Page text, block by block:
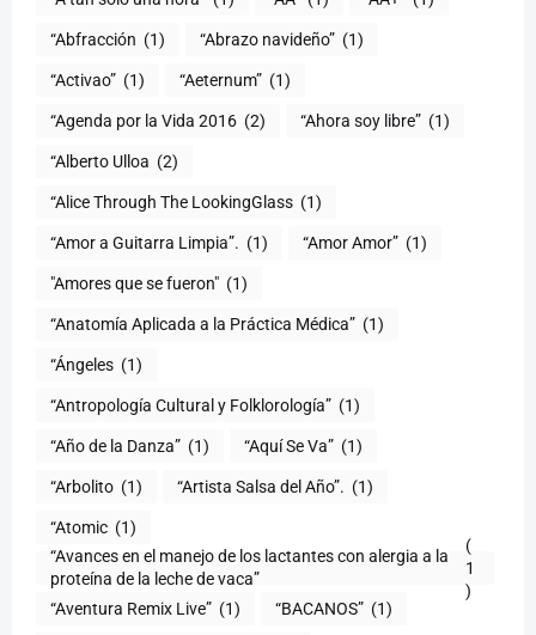
“Abfracción (1) “Abrazo navideño” (1)
“Activao” (1) “Aeternum” (1)
“Agenda por la Vida 2016 (2) “Ahora soy libre” (1)
“Alberto Ulloa (2)
“Alice Through The LookingGlass (1)
“Amor a Guitarra Limpia”. (1) “Amor Amor” (1)
"Amores que se fueron" (1)
“Anatomía Aplicada a la Práctica Médica” (1)
“Ángeles (1)
“Antropología Cultural y Folklorología” (1)
“Año de la Danza” (1) “Aquí Se Va” (1)
“Arbolito (1) “Artista Salsa del Año”. (1)
“Atomic (1)
“Avances en el manejo de los lactantes con alergia a la
proteína de la leche de vaca”
(
1
)
“Aventura Remix Live” (1) “BACANOS” (1)